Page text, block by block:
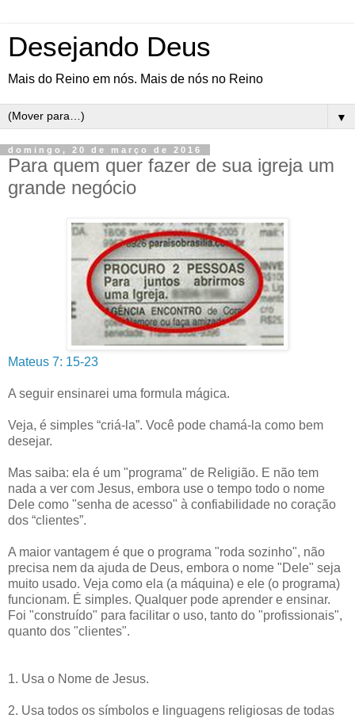
Desejando Deus
Mais do Reino em nós. Mais de nós no Reino
▼
domingo, 20 de março de 2016
Para quem quer fazer de sua igreja um
grande negócio
Mateus 7: 15-23
A seguir ensinarei uma formula mágica.
Veja, é simples “criá-la”. Você pode chamá-la como bem
desejar.
Mas saiba: ela é um "programa" de Religião. E não tem
nada a ver com Jesus, embora use o tempo todo o nome
Dele como "senha de acesso" à confiabilidade no coração
dos “clientes”.
A maior vantagem é que o programa "roda sozinho", não
precisa nem da ajuda de Deus, embora o nome "Dele" seja
muito usado. Veja como ela (a máquina) e ele (o programa)
funcionam. É simples. Qualquer pode aprender e ensinar.
Foi "construído" para facilitar o uso, tanto do "profissionais",
quanto dos "clientes".
1. Usa o Nome de Jesus.
2. Usa todos os símbolos e linguagens religiosas de todas